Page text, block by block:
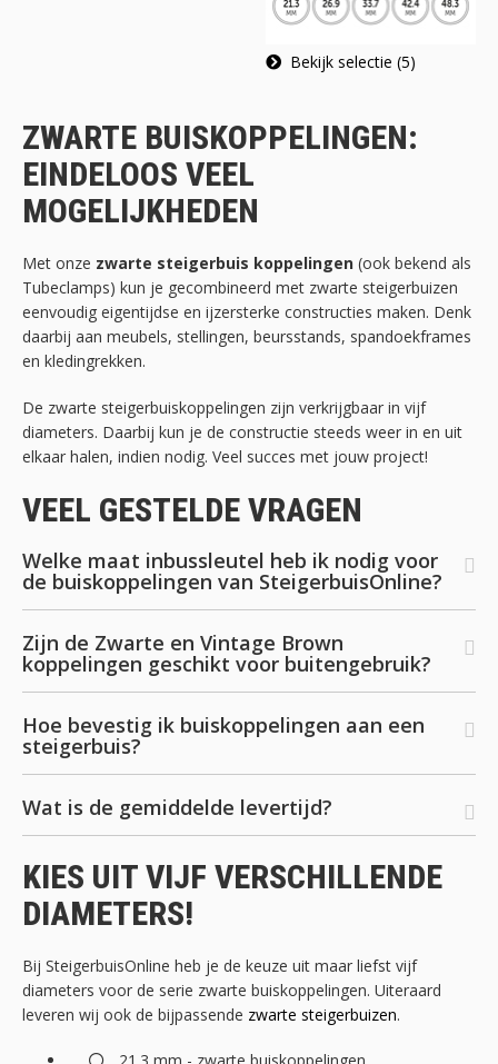
Bekijk selectie (5)
ZWARTE BUISKOPPELINGEN:
EINDELOOS VEEL
MOGELIJKHEDEN
Met onze zwarte steigerbuis koppelingen (ook bekend als
Tubeclamps) kun je gecombineerd met zwarte steigerbuizen
eenvoudig eigentijdse en ijzersterke constructies maken. Denk
daarbij aan meubels, stellingen, beursstands, spandoekframes
en kledingrekken.
De zwarte steigerbuiskoppelingen zijn verkrijgbaar in vijf
diameters. Daarbij kun je de constructie steeds weer in en uit
elkaar halen, indien nodig. Veel succes met jouw project!
VEEL GESTELDE VRAGEN
Welke maat inbussleutel heb ik nodig voor
de buiskoppelingen van SteigerbuisOnline?
Zijn de Zwarte en Vintage Brown
koppelingen geschikt voor buitengebruik?
Hoe bevestig ik buiskoppelingen aan een
steigerbuis?
Wat is de gemiddelde levertijd?
KIES UIT VIJF VERSCHILLENDE
DIAMETERS!
Bij SteigerbuisOnline heb je de keuze uit maar liefst vijf
diameters voor de serie zwarte buiskoppelingen. Uiteraard
leveren wij ook de bijpassende zwarte steigerbuizen.